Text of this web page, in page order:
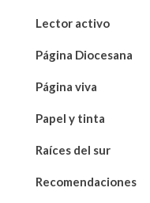
Lector activo
Página Diocesana
Página viva
Papel y tinta
Raíces del sur
Recomendaciones